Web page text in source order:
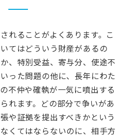
れることがよくあります。こ
てはどういう財産があるの
、特別受益、寄与分、使途不
った問題の他に、長年にわた
不仲や確執が一気に噴出する
れます。どの部分で争いがあ
や証拠を提出すべきかという
くてはならないのに、相手方